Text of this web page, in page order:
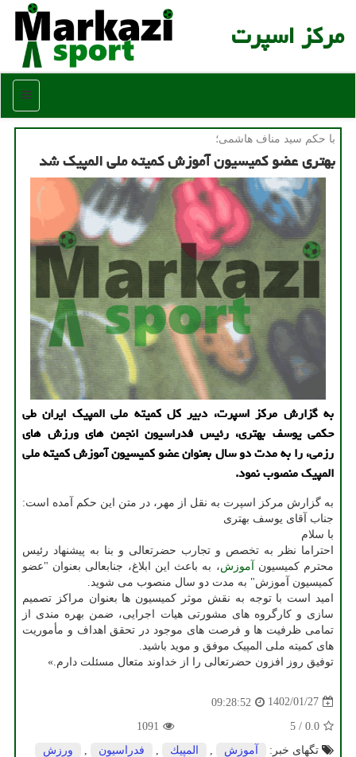
مركز اسپرت
منو
با حكم سید مناف هاشمی؛
بهتری عضو کمیسیون آموزش کمیته ملی المپیک شد
به گزارش مرکز اسپرت، دبیر کل کمیته ملی المپیک ایران طی
حکمی یوسف بهتری، رئیس فدراسیون انجمن های ورزش های
رزمی، را به مدت دو سال بعنوان عضو کمیسیون آموزش کمیته ملی
المپیک منصوب نمود.
به گزارش مرکز اسپرت به نقل از مهر، در متن این حکم آمده است:
جناب آقای یوسف بهتری
با سلام
احتراما نظر به تخصص و تجارب حضرتعالی و بنا به پیشنهاد رئیس
محترم کمیسیون
آموزش، به باعث این ابلاغ، جنابعالی بعنوان "عضو
کمیسیون آموزش" به مدت دو سال منصوب می شوید.
امید است با توجه به نقش موثر کمیسیون ها بعنوان مراکز تصمیم
سازی و کارگروه های مشورتی هیات اجرایی، ضمن بهره مندی از
تمامی ظرفیت ها و فرصت های موجود در تحقق اهداف و مأموریت
های کمیته ملی المپیک موفق و موید باشید.
توفیق روز افزون حضرتعالی را از خداوند متعال مسئلت دارم.»
1402/01/27
09:28:52
0.0
/
5
1091
تگهای خبر:
آموزش المپیك فدراسیون ورزش